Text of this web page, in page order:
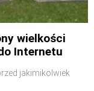
wielkości
Internetu
jakimikolwiek